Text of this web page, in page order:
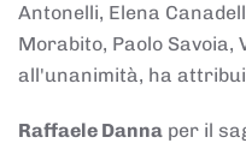
Antonelli, Elena
Morabito, Paolo Savoia,
all'unanimità, ha
Raffaele Danna per il